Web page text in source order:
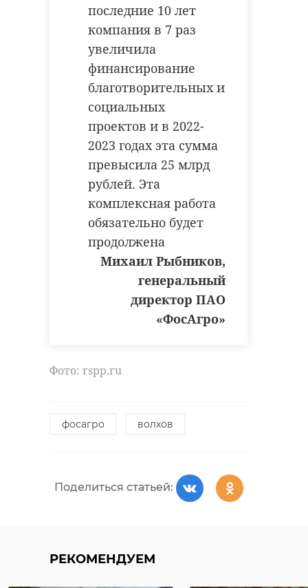
последние 10 лет
компания в 7 раз
увеличила
финансирование
благотворительных и
социальных
проектов и в 2022-
2023 годах эта сумма
превысила 25 млрд
рублей. Эта
комплексная работа
обязательно будет
продолжена
Михаил Рыбников,
генеральный
директор ПАО
«ФосАгро»
Фото: rspp.ru
фосагро волхов
Поделиться статьей:
РЕКОМЕНДУЕМ